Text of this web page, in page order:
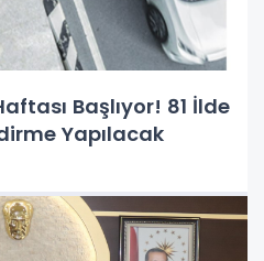
Başlıyor! 81 İlde
Yapılacak